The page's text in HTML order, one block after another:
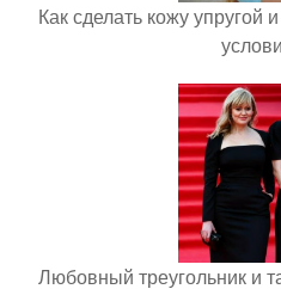
Как сделать кожу упругой
Любовный треугольник и